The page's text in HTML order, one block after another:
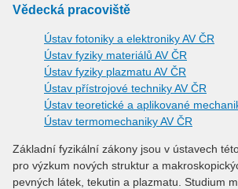
Vědecká pracoviště
Ústav fotoniky a elektroniky AV ČR
Ústav fyziky materiálů AV ČR
Ústav fyziky plazmatu AV ČR
Ústav přístrojové techniky AV ČR
Ústav teoretické a aplikované
Ústav termomechaniky AV ČR
Základní fyzikální zákony jsou v ústavech
pro výzkum nových struktur a
pevných látek, tekutin a plazmatu. Studium